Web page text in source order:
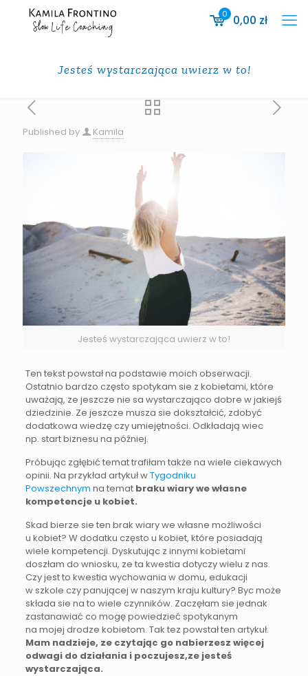
0 0,00 zł
Jesteś wystarczająca uwierz w to!
Published by Kamila
Jesteś wystarczająca uwierz w to!
Ten tekst powstał na podstawie moich obserwacji.
Ostatnio bardzo często spotykam sie z kobietami, które
uważają, ze jeszcze nie sa wystarczająco dobre w jakiejś
dziedzinie. Ze jeszcze musza sie dokształcić, zdobyć
dodatkowa wiedzę czy umiejętności. Odkładają wiec
np. start biznesu na później.
Próbując zgłębić temat trafiłam także na wiele ciekawych
opinii. Na przykład artykuł wTygodniku
Powszechnym na temat braku wiary we własne
kompetencje u kobiet.
Skad bierze sie ten brak wiary we własne możliwości
u kobiet? W dodatku często u kobiet, które posiadają
wiele kompetencji. Dyskutując z innymi kobietami
doszłam do wniosku, ze ta kwestia dotyczy wielu z nas.
Czy jest to kwestia wychowania w domu, edukacji
w szkole czy panującej w naszym kraju kultury? Byc może
składa sie na to wiele czynników. Zaczęłam sie jednak
zastanawiać co mogę powiedzieć spotykanym
na mojej drodze kobietom. Tak tez powstał ten artykuł.
Mam nadzieje, ze czytając go nabierzesz więcej
odwagi do działania i poczujesz,ze jesteś
wystarczająca.